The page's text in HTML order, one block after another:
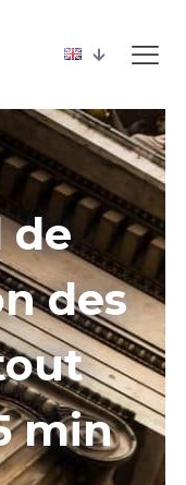
de
des
min